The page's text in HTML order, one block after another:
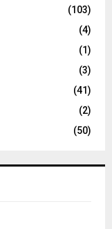
(103)
(4)
(1)
(3)
(41)
(2)
(50)